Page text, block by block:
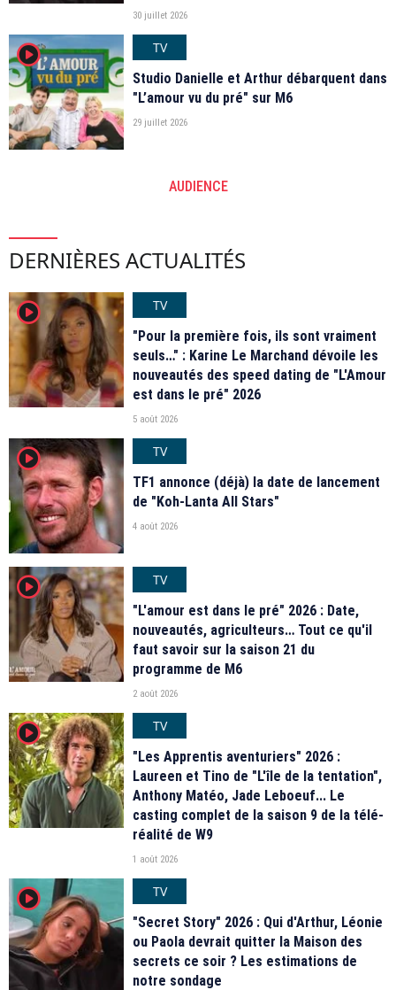
30 juillet 2026
player2
TV
Studio Danielle et Arthur débarquent dans
"L’amour vu du pré" sur M6
29 juillet 2026
AUDIENCE
DERNIÈRES ACTUALITÉS
player2
TV
"Pour la première fois, ils sont vraiment
seuls…" : Karine Le Marchand dévoile les
nouveautés des speed dating de "L'Amour
est dans le pré" 2026
5 août 2026
player2
TV
TF1 annonce (déjà) la date de lancement
de "Koh-Lanta All Stars"
4 août 2026
player2
TV
"L'amour est dans le pré" 2026 : Date,
nouveautés, agriculteurs… Tout ce qu'il
faut savoir sur la saison 21 du
programme de M6
2 août 2026
player2
TV
"Les Apprentis aventuriers" 2026 :
Laureen et Tino de "L'île de la tentation",
Anthony Matéo, Jade Leboeuf... Le
casting complet de la saison 9 de la télé-
réalité de W9
1 août 2026
player2
TV
"Secret Story" 2026 : Qui d'Arthur, Léonie
ou Paola devrait quitter la Maison des
secrets ce soir ? Les estimations de
notre sondage